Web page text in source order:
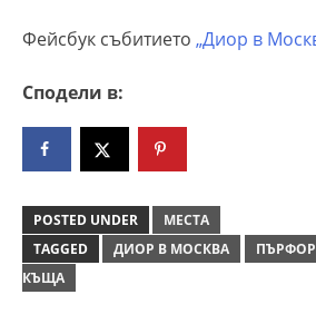
Фейсбук събитието „Диор в
Сподели в:
POSTED UNDER
МЕСТА
TAGGED
ДИОР В МОСКВА
КЪЩА